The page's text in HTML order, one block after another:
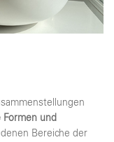
Formen und
Bereiche der